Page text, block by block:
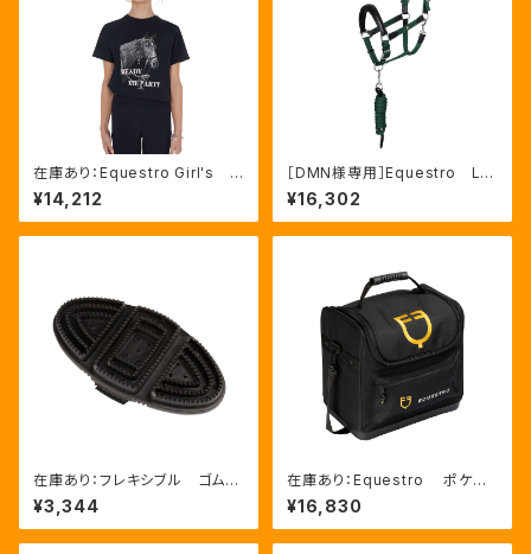
在庫あり：Equestro Girl's R
eady To The Party Ｔシャ
ツ ラインストーンTシャツ（ETK
A00249）
¥14,212
［DMN様専用］Equestro La
ni 無口＆引手セット グリー
ン FULLサイズ（ETH03002
N）
¥16,302
在庫あり：フレキシブル ゴムブ
ラシ（ETS00006）
¥3,344
在庫あり：Equestro ポケット
いっぱいグルーミングバッグ（ET
S02013）
¥16,830